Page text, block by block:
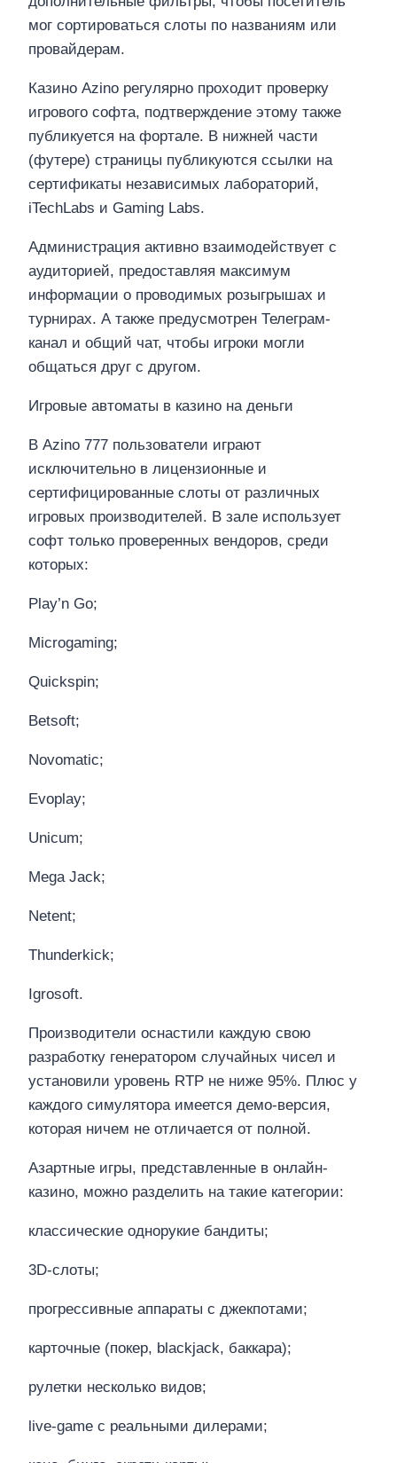
мог сортироваться слоты по названиям или
провайдерам.
Казино Azino регулярно проходит проверку
игрового софта, подтверждение этому также
публикуется на фортале. В нижней части
(футере) страницы публикуются ссылки на
сертификаты независимых лабораторий,
iTechLabs и Gaming Labs.
Администрация активно взаимодействует с
аудиторией, предоставляя максимум
информации о проводимых розыгрышах и
турнирах. А также предусмотрен Телеграм-
канал и общий чат, чтобы игроки могли
общаться друг с другом.
Игровые автоматы в казино на деньги
В Azino 777 пользователи играют
исключительно в лицензионные и
сертифицированные слоты от различных
игровых производителей. В зале использует
софт только проверенных вендоров, среди
которых:
Play’n Go;
Microgaming;
Quickspin;
Betsoft;
Novomatic;
Evoplay;
Unicum;
Mega Jack;
Netent;
Thunderkick;
Igrosoft.
Производители оснастили каждую свою
разработку генератором случайных чисел и
установили уровень RTP не ниже 95%. Плюс у
каждого симулятора имеется демо-версия,
которая ничем не отличается от полной.
Азартные игры, представленные в онлайн-
казино, можно разделить на такие категории:
классические однорукие бандиты;
3D-слоты;
прогрессивные аппараты с джекпотами;
карточные (покер, blackjack, баккара);
рулетки несколько видов;
live-game с реальными дилерами;